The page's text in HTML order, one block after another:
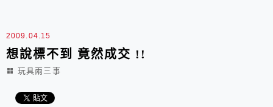
2009.04.15
想說標不到 竟然成交 !!
玩具兩三事